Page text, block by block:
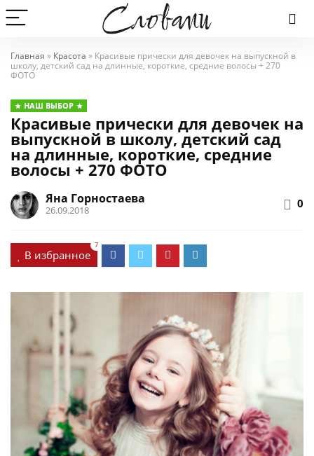
Главная » Красота » Красивые прически для девочек на выпускной в
школу, детский сад на длинные, короткие, средние волосы + 270
ФОТО
НАШ ВЫБОР
Красивые прически для девочек на
выпускной в школу, детский сад
на длинные, короткие, средние
волосы + 270 ФОТО
Яна Горностаева
26.09.2018 0
В избранное
7